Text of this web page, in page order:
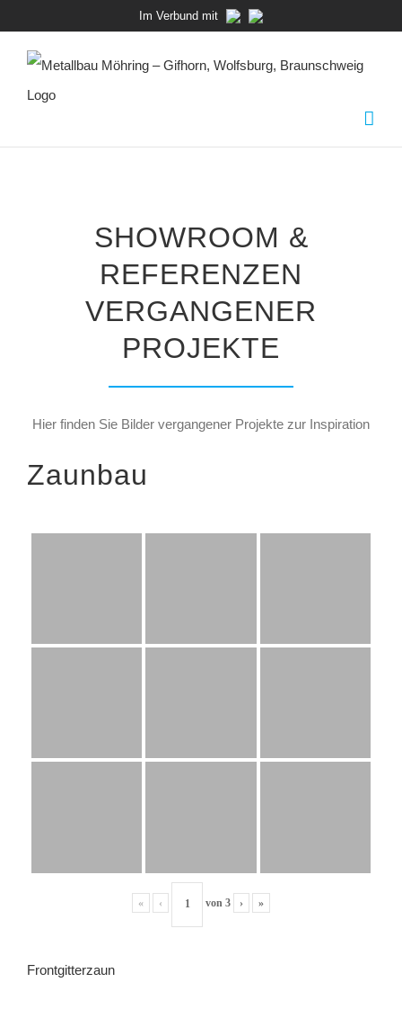
springen
Im Verbund mit
SHOWROOM &
REFERENZEN
VERGANGENER
PROJEKTE
Hier finden Sie Bilder vergangener Projekte zur Inspiration
Zaunbau
« ‹ von 3 › »
Frontgitterzaun